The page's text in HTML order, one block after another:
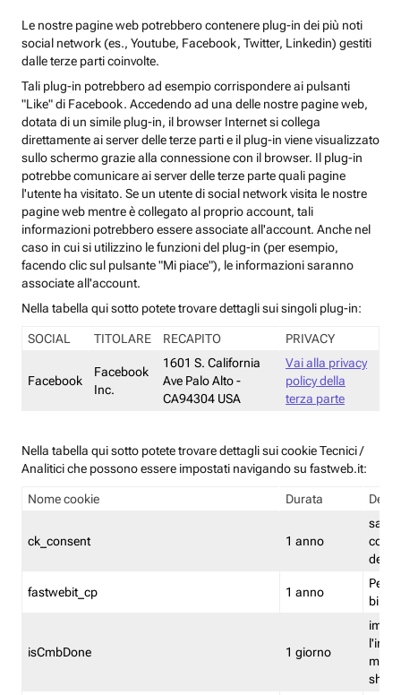
Le nostre pagine web potrebbero contenere plug-in dei più noti
social network (es., Youtube, Facebook, Twitter, Linkedin) gestiti
dalle terze parti coinvolte.
Tali plug-in potrebbero ad esempio corrispondere ai pulsanti
"Like" di Facebook. Accedendo ad una delle nostre pagine web,
dotata di un simile plug-in, il browser Internet si collega
direttamente ai server delle terze parti e il plug-in viene visualizzato
sullo schermo grazie alla connessione con il browser. Il plug-in
potrebbe comunicare ai server delle terze parte quali pagine
l'utente ha visitato. Se un utente di social network visita le nostre
pagine web mentre è collegato al proprio account, tali
informazioni potrebbero essere associate all'account. Anche nel
caso in cui si utilizzino le funzioni del plug-in (per esempio,
facendo clic sul pulsante "Mi piace"), le informazioni saranno
associate all'account.
Nella tabella qui sotto potete trovare dettagli sui singoli plug-in:
SOCIAL TITOLARE RECAPITO PRIVACY
Facebook
Facebook
Inc.
1601 S. California
Ave Palo Alto -
CA94304 USA
Vai alla privacy
policy della
terza parte
Nella tabella qui sotto potete trovare dettagli sui cookie Tecnici /
Analitici che possono essere impostati navigando su fastweb.it:
Nome cookie Durata
ck_consent 1 anno
salva
dei
fastwebit_cp 1 anno
isCmbDone 1 giorno
shp